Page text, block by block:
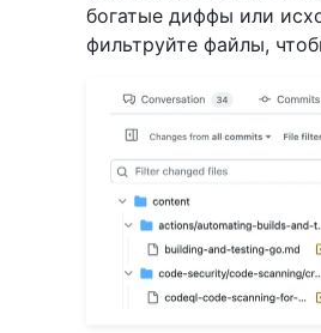
богатые диффы или
фильтруйте файлы,